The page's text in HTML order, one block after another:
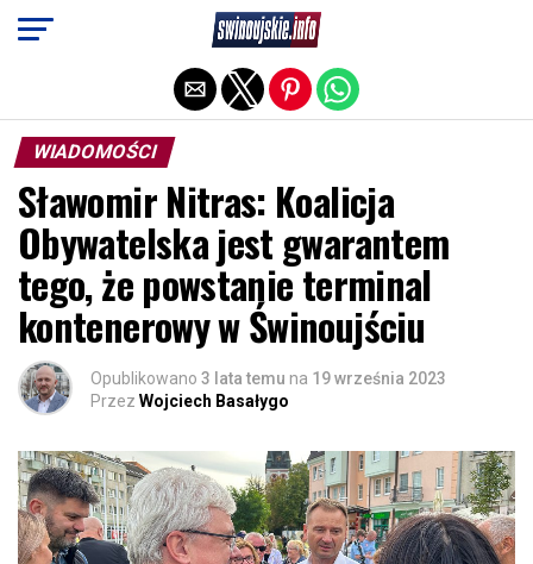
WIADOMOŚCI
Sławomir Nitras: Koalicja
Obywatelska jest gwarantem
tego, że powstanie terminal
kontenerowy w Świnoujściu
Opublikowano 3 lata temu na 19 września 2023
Przez Wojciech Basałygo
Exit mobile version